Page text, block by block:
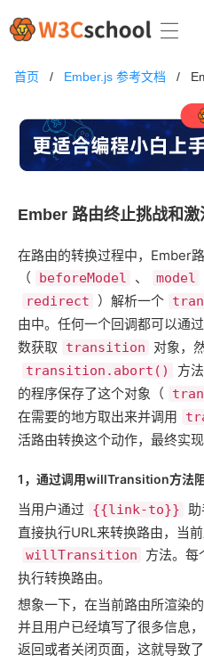
首页 / Ember.js 参考文档 /
Ember 路由终止挑战和激
在路由的转换过程中，Ember
（
beforeModel 、 model
redirect ）解析一个
由中。任何一个回调都可以通
数获取
transition 对象，
transition.abort()
方
的程序保存了这个对象（
在需要的地方取出来并调用
活路由转换这个动作，最终实现
1，通过调用willTransition方法
当用户通过 {{link-to}} 助
直接执行URL来转换路由，当
willTransition
方法。每
执行转换路由。
想象一下，在当前路由所渲染
并且用户已经填写了很多信息
返回或者关闭页面，这就导致